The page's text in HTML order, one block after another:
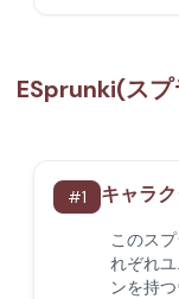
ESprunki(ス
#1 キャラ
このス
れぞれ
ンを持